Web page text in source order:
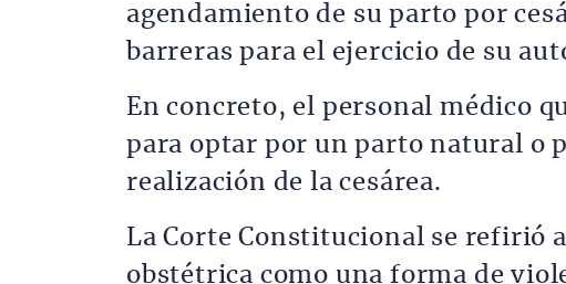
agendamiento de su parto por
barreras para el ejercicio de su
En concreto, el personal médico
para optar por un parto natural o
realización de la cesárea.
La Corte Constitucional se refirió
obstétrica como una forma de